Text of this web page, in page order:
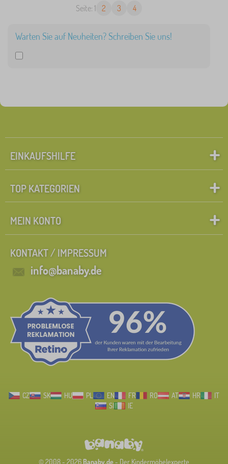
Seite: 1 2 3 4
Warten Sie auf Neuheiten? Schreiben Sie uns!
EINKAUFSHILFE
TOP KATEGORIEN
MEIN KONTO
KONTAKT / IMPRESSUM
info@banaby.de
CZ SK HU PL EN FR RO AT HR
IT
SI
IE
© 2008 - 2026 Banaby.de- Der Kindermöbelexperte